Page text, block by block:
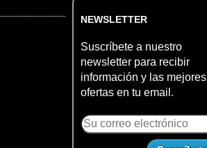
NEWSLETTER
Suscríbete a nuestro
newsletter para recibir
información y las mejores
ofertas en tu email.